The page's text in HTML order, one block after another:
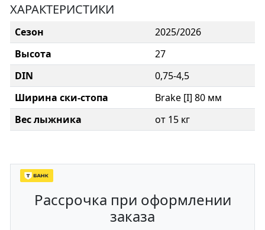
ХАРАКТЕРИСТИКИ
Сезон
2025/2026
Высота
27
DIN
0,75-4,5
Ширина ски-стопа
Brake [I] 80 мм
Вес лыжника
от 15 кг
Рассрочка при оформлении
заказа